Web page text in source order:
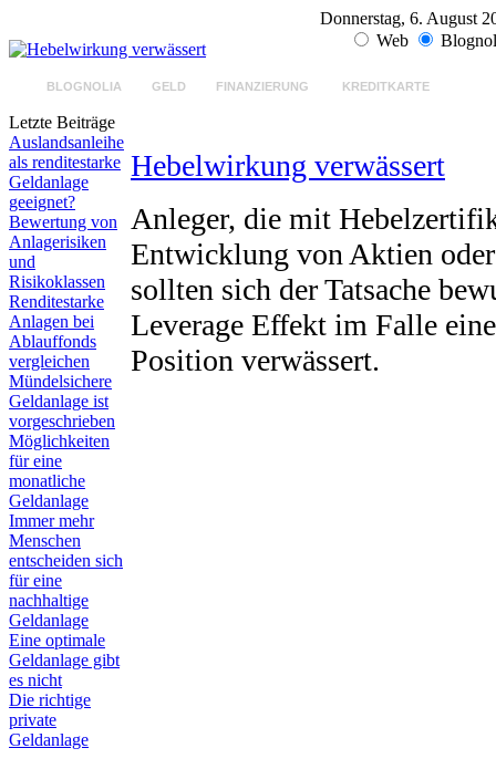
Donnerstag, 6. August
Web
BLOGNOLIA GELD FINANZIERUNG KREDITKARTE
Letzte Beiträge
Auslandsanleihe
als renditestarke
Geldanlage
geeignet?
Bewertung von
Anlagerisiken
und
Risikoklassen
Renditestarke
Anlagen bei
Ablauffonds
vergleichen
Mündelsichere
Geldanlage ist
vorgeschrieben
Möglichkeiten
für eine
monatliche
Geldanlage
Immer mehr
Menschen
entscheiden sich
für eine
nachhaltige
Geldanlage
Eine optimale
Geldanlage gibt
es nicht
Die richtige
private
Geldanlage
Hebelwirkung verwässert
Anleger, die mit
Entwicklung von Aktien
sollten sich der Tatsache
Leverage Effekt im Falle
Position verwässert.